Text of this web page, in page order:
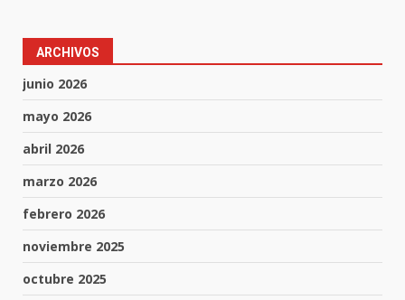
ARCHIVOS
junio 2026
mayo 2026
abril 2026
marzo 2026
febrero 2026
noviembre 2025
octubre 2025